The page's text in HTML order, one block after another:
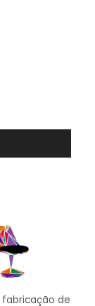
fabricação de